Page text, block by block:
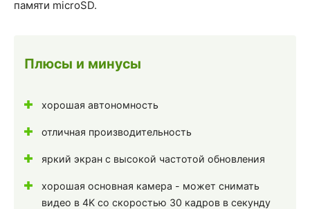
памяти microSD.
Плюсы и минусы
хорошая автономность
отличная производительность
яркий экран с высокой частотой обновления
хорошая основная камера - может снимать
видео в 4K со скоростью 30 кадров в секунду